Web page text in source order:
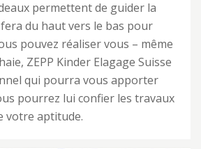
permettent de guider la
du haut vers le bas pour
pouvez réaliser vous – même
ZEPP Kinder Elagage Suisse
qui pourra vous apporter
pourrez lui confier les travaux
votre aptitude.